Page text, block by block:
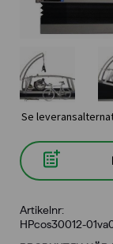
Artikelnr:
HPcos30012-